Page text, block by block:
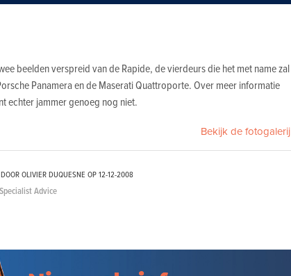
beelden verspreid van de Rapide, de vierdeurs die het met name zal
Panamera en de Maserati Quattroporte. Over meer informatie
echter jammer genoeg nog niet.
Bekijk de fotogalerij
OLIVIER DUQUESNE OP12-12-2008
Advice